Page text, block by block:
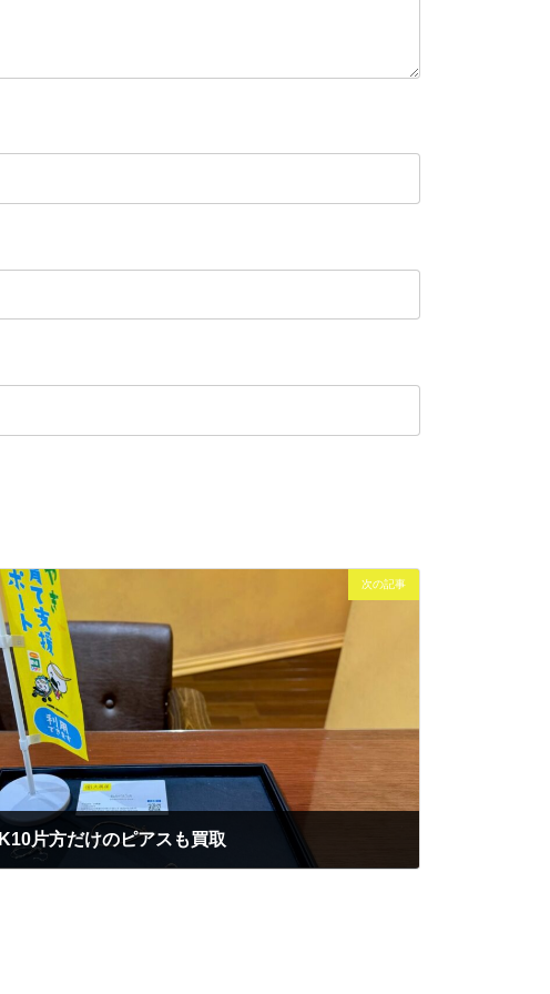
次の記事
K10片方だけのピアスも買取